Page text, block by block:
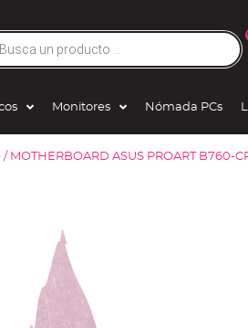
Monitores Nómada PCs
/ MOTHERBOARD ASUS PROART B760-